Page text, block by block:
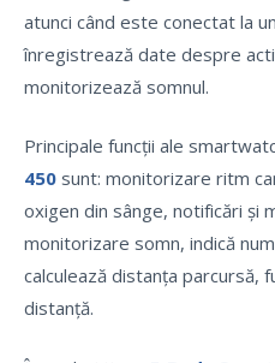
atunci când este conectat la
înregistrează date despre
monitorizează somnul.
Principale funcții ale
450 sunt: monitorizare ritm
oxigen din sânge, notificări și
monitorizare somn, indică
calculează distanța parcursă,
distanță.